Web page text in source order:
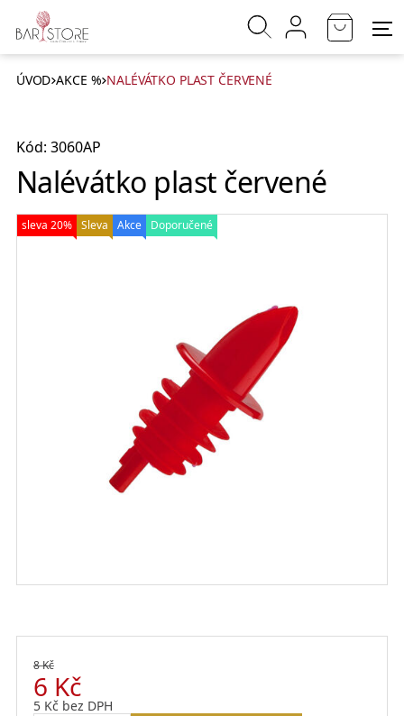
ÚVOD AKCE % NALÉVÁTKO PLAST ČERVENÉ
Kód: 3060AP
Nalévátko plast červené
sleva 20% Sleva Akce Doporučené
8Kč
6 Kč
5 Kčbez DPH